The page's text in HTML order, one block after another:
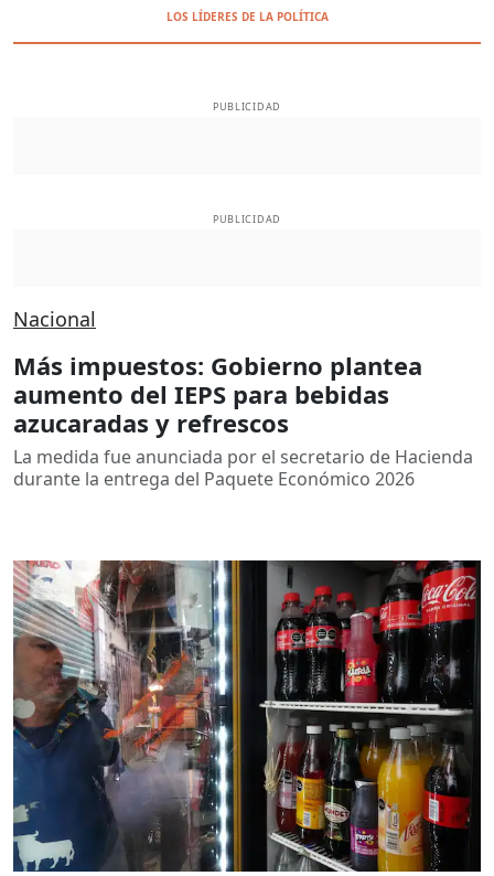
LOS LÍDERES DE LA POLÍTICA
PUBLICIDAD
PUBLICIDAD
Nacional
Más impuestos: Gobierno plantea
aumento del IEPS para bebidas
azucaradas y refrescos
La medida fue anunciada por el secretario de Hacienda
durante la entrega del Paquete Económico 2026